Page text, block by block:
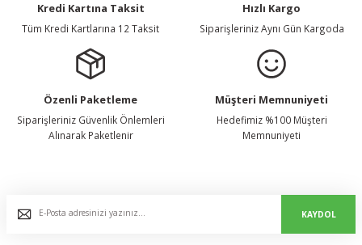
Kredi Kartına Taksit
Tüm Kredi Kartlarına 12 Taksit
Hızlı Kargo
Siparişleriniz Aynı Gün Kargoda
Özenli Paketleme
Siparişleriniz Güvenlik Önlemleri
Alınarak Paketlenir
Müşteri Memnuniyeti
Hedefimiz %100 Müşteri
Memnuniyeti
KAYDOL